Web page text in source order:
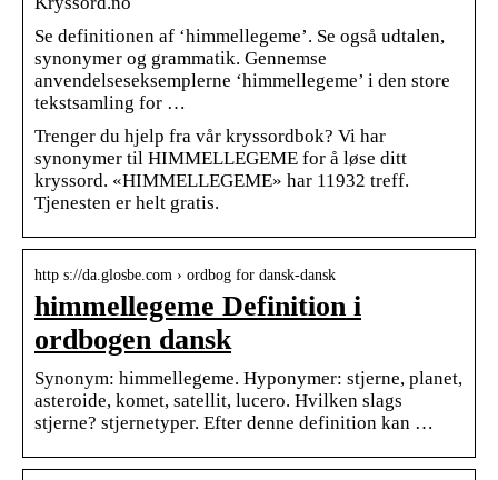
Se definitionen af ‘himmellegeme’. Se også udtalen,
synonymer og grammatik. Gennemse
anvendelseseksemplerne ‘himmellegeme’ i den store
tekstsamling for …
Trenger du hjelp fra vår kryssordbok? Vi har
synonymer til HIMMELLEGEME for å løse ditt
kryssord. «HIMMELLEGEME» har 11932 treff.
Tjenesten er helt gratis.
http s://da.glosbe.com › ordbog for dansk-dansk
himmellegeme Definition i
ordbogen dansk
Synonym: himmellegeme. Hyponymer: stjerne, planet,
asteroide, komet, satellit, lucero. Hvilken slags
stjerne? stjernetyper. Efter denne definition kan …